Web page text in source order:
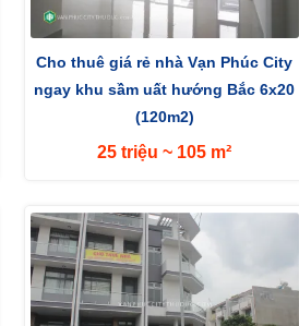
Cho thuê giá rẻ nhà Vạn Phúc City
ngay khu sầm uất hướng Bắc 6x20
(120m2)
25 triệu ~ 105 m²